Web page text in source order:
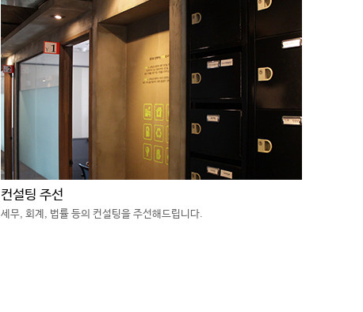
컨설팅 주선
세무, 회계, 법률 등의 컨설팅을 주선해드립니다.